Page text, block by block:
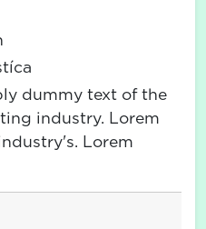
dummy text of the
industry. Lorem
Lorem